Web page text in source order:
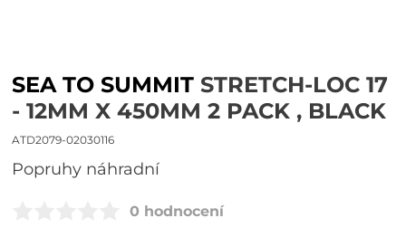
SEA TO SUMMIT STRETCH-LOC 17
- 12MM X 450MM 2 PACK , BLACK
ATD2079-02030116
popruhy náhradní
0 hodnocení